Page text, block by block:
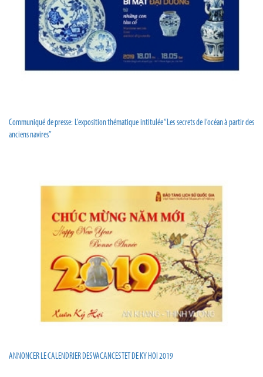
Communiqué de presse: L’exposition thématique intitulée “Les secrets de l’océan à partir des
anciens navires”
ANNONCER LE CALENDRIER DES VACANCES TET DE KY HOI 2019